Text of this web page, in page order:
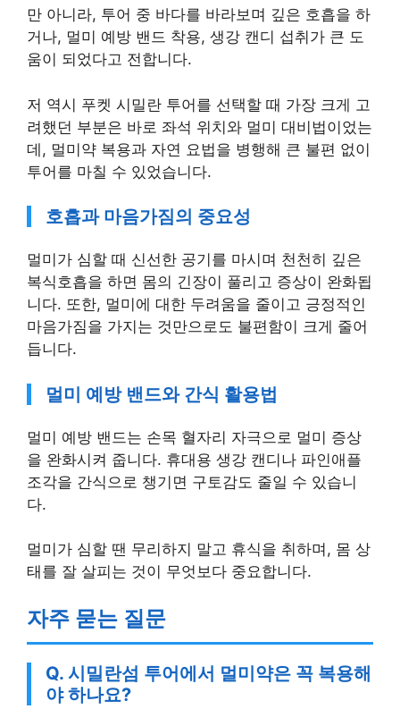
만 아니라, 투어 중 바다를 바라보며 깊은 호흡을 하
거나, 멀미 예방 밴드 착용, 생강 캔디 섭취가 큰 도
움이 되었다고 전합니다.
저 역시 푸켓 시밀란 투어를 선택할 때 가장 크게 고
려했던 부분은 바로 좌석 위치와 멀미 대비법이었는
데, 멀미약 복용과 자연 요법을 병행해 큰 불편 없이
투어를 마칠 수 있었습니다.
호흡과 마음가짐의 중요성
멀미가 심할 때 신선한 공기를 마시며 천천히 깊은
복식호흡을 하면 몸의 긴장이 풀리고 증상이 완화됩
니다. 또한, 멀미에 대한 두려움을 줄이고 긍정적인
마음가짐을 가지는 것만으로도 불편함이 크게 줄어
듭니다.
멀미 예방 밴드와 간식 활용법
멀미 예방 밴드는 손목 혈자리 자극으로 멀미 증상
을 완화시켜 줍니다. 휴대용 생강 캔디나 파인애플
조각을 간식으로 챙기면 구토감도 줄일 수 있습니
다.
멀미가 심할 땐 무리하지 말고 휴식을 취하며, 몸 상
태를 잘 살피는 것이 무엇보다 중요합니다.
자주 묻는 질문
Q. 시밀란섬 투어에서 멀미약은 꼭 복용해
야 하나요?